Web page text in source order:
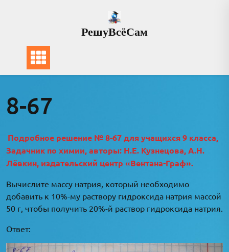
РешуВсёСам
8-67
Подробное решение № 8-67 для учащихся 9 класса,
Задачник по химии, авторы: Н.Е. Кузнецова, А.Н.
Лёвкин, издательский центр «Вентана-Граф».
Вычислите массу натрия, который необходимо
добавить к 10%-му раствору гидроксида натрия массой
50 г, чтобы получить 20%-й раствор гидроксида натрия.
Ответ: